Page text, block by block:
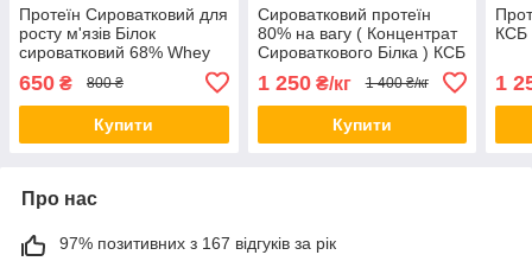
Протеїн Сироватковий для
росту м'язів Білок
сироватковий 68% Whey
650 ₴ 800 ₴
Купити
Сироватковий протеїн
80% на вагу ( Концентрат
Сироваткового Білка ) КСБ
1 250₴/кг 1 400 ₴/кг
Купити
КСБ
1
Про нас
97% позитивних з 167 відгуків за рік